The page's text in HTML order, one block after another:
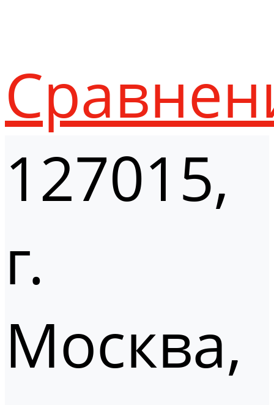
127015,
г.
Москва,